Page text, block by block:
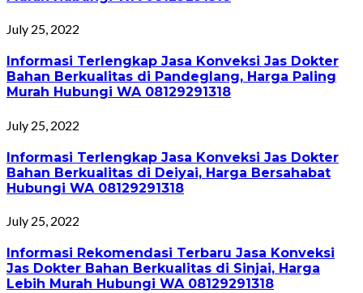
July 25, 2022
Informasi Terlengkap Jasa Konveksi Jas Dokter
Bahan Berkualitas di Pandeglang, Harga Paling
Murah Hubungi WA 08129291318
July 25, 2022
Informasi Terlengkap Jasa Konveksi Jas Dokter
Bahan Berkualitas di Deiyai, Harga Bersahabat
Hubungi WA 08129291318
July 25, 2022
Informasi Rekomendasi Terbaru Jasa Konveksi
Jas Dokter Bahan Berkualitas di Sinjai, Harga
Lebih Murah Hubungi WA 08129291318